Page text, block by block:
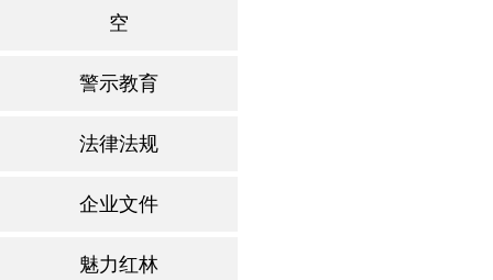
空
警示教育
法律法规
企业文件
魅力红林